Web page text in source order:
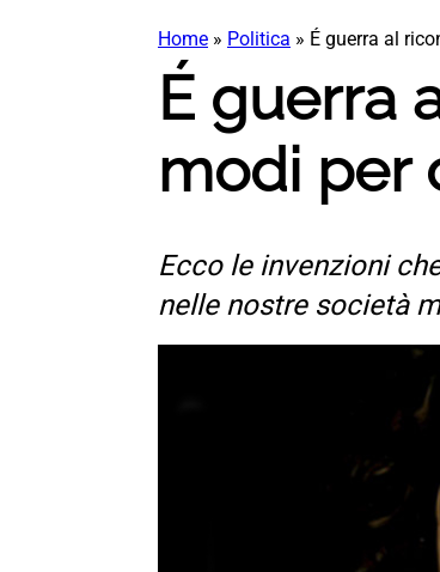
Home » Politica » É guerra al
É guerra
modi per
Ecco le invenzioni
nelle nostre società